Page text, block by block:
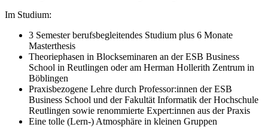
Im Studium:
3 Semester berufsbegleitendes Studium plus 6 Monate
Masterthesis
Theoriephasen in Blockseminaren an der ESB Business
School in Reutlingen oder am Herman Hollerith Zentrum in
Böblingen
Praxisbezogene Lehre durch Professor:innen der ESB
Business School und der Fakultät Informatik der Hochschule
Reutlingen sowie renommierte Expert:innen aus der Praxis
Eine tolle (Lern-) Atmosphäre in kleinen Gruppen